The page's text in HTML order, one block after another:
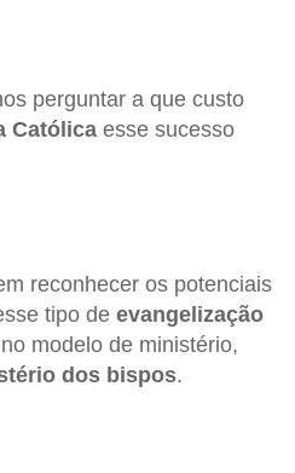
perguntar a que custo
Católica esse sucesso
reconhecer os potenciais
tipo de evangelização
modelo de ministério,
dos bispos.